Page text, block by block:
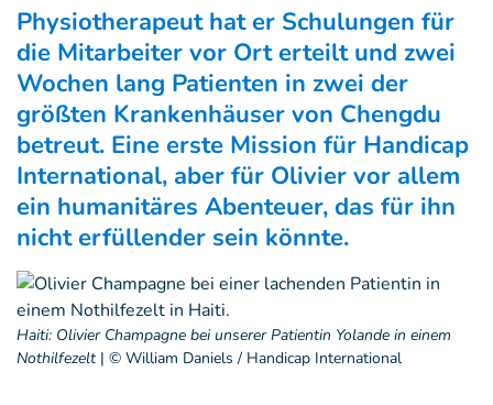
Physiotherapeut hat er Schulungen für
die Mitarbeiter vor Ort erteilt und zwei
Wochen lang Patienten in zwei der
größten Krankenhäuser von Chengdu
betreut. Eine erste Mission für Handicap
International, aber für Olivier vor allem
ein humanitäres Abenteuer, das für ihn
nicht erfüllender sein könnte.
Haiti: Olivier Champagne bei unserer Patientin Yolande in einem
Nothilfezelt| © William Daniels / Handicap International